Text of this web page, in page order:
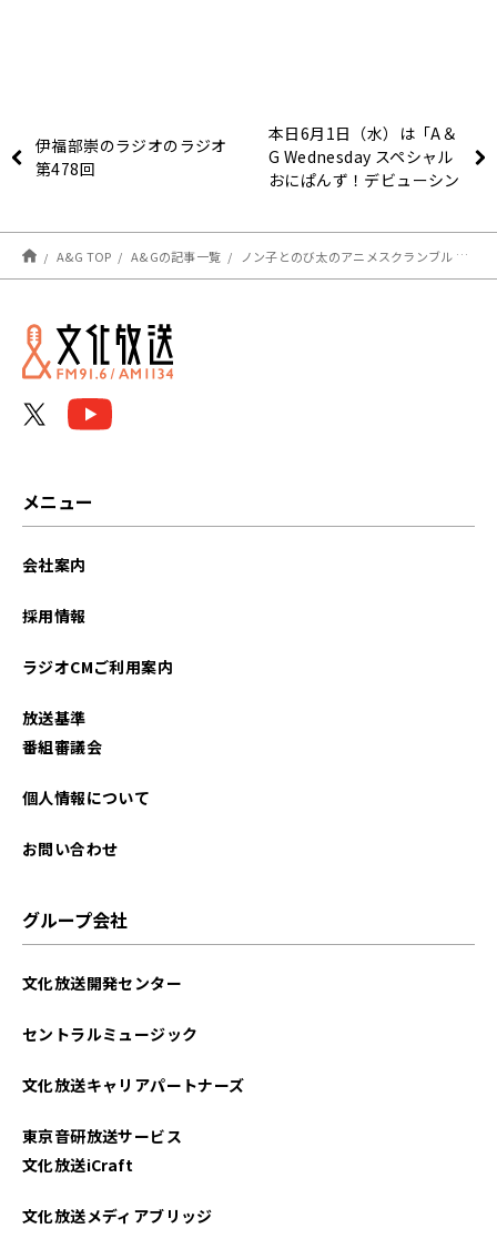
伊福部崇のラジオのラジオ
第478回
本日6月1日（水）は「A＆
G Wednesday スペシャル
おにぱんず！デビューシン
ン！』リリース記念特番
おにぱんず！の『とくババ
バン！バン！』」を放
A&G TOP A&Gの記事一覧 ノン子とのび太のアニメスクランブル 第1621回（おハガキスクランブル）
メニュー
会社案内
採用情報
ラジオCMご利用案内
放送基準
番組審議会
個人情報について
お問い合わせ
グループ会社
文化放送開発センター
セントラルミュージック
文化放送キャリアパートナーズ
東京音研放送サービス
文化放送iCraft
文化放送メディアブリッジ